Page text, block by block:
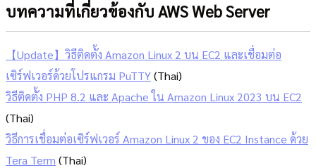
บทความที่เกี่ยวข้องกับ AWS Web Server
【Update】วิธีติดตั้ง Amazon Linux 2 บน EC2 และเชื่อมต่อ
เซิร์ฟเวอร์ด้วยโปรแกรม PuTTY(Thai)
วิธีติดตั้ง PHP 8.2 และ Apache ใน Amazon Linux 2023 บน EC2
(Thai)
วิธีการเชื่อมต่อเซิร์ฟเวอร์ Amazon Linux 2 ของ EC2 Instance ด้วย
Tera Term (Thai)